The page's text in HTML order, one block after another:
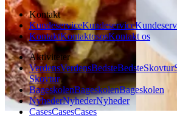
Kontakt
KundeserviceKundeservice
KontaktKontaktososKontakt os
Aktiviteter
VerdensVerdensBedsteBedsteSkovtur
Skovtur
BageskolenBageskolenBageskolen
NyhederNyhederNyheder
CasesCasesCases